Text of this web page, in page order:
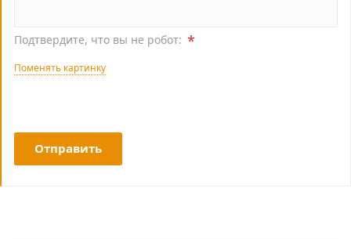
Подтвердите, что вы не робот: *
Поменять картинку
Отправить